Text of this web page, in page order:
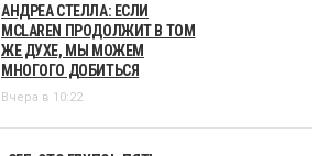
АНДРЕА СТЕЛЛА: ЕСЛИ
MCLAREN ПРОДОЛЖИТ В ТОМ
ЖЕ ДУХЕ, МЫ МОЖЕМ
МНОГОГО ДОБИТЬСЯ
Вчера в 10:22